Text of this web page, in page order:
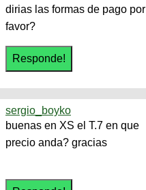
dirias las formas de pago por
favor?
sergio_boyko
buenas en XS el T.7 en que
precio anda? gracias